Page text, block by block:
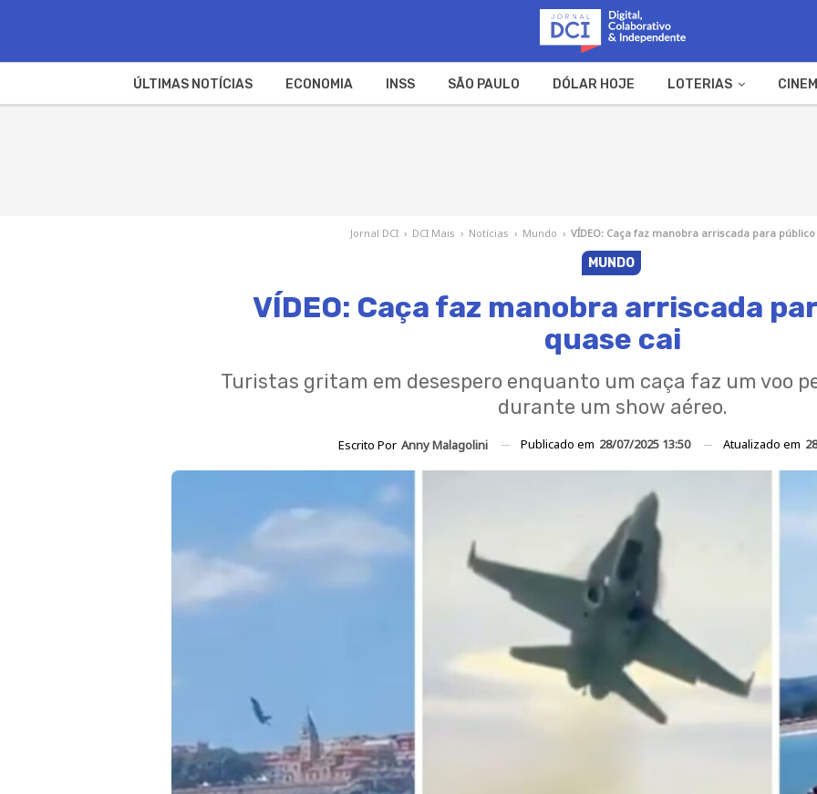
ÚLTIMAS NOTÍCIAS ECONOMIA INSS SÃO PAULO DÓLAR HOJE LOTERIAS
Jornal DCI › DCI Mais › Notícias › Mundo › VÍDEO: Caça faz manobra arriscada para
MUNDO
VÍDEO: Caça faz manobra arriscada
quase cai
Turistas gritam em desespero enquanto um caça faz um voo
durante um show aéreo.
Escrito Por Anny Malagolini Publicado em 28/07/2025 13:50 Atualizado em